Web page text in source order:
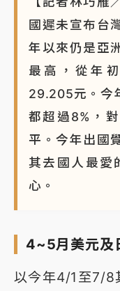
國遲未宣布台
年以來仍是亞
最高，從年
29.205元。今
都超過8%，
平。今年出國
其去國人最愛
心。
4~5月美元及
以今年4/1至7/8